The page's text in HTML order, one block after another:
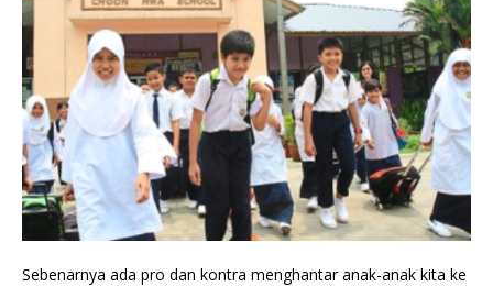
Sebenarnya ada pro dan kontra menghantar anak-anak kita ke